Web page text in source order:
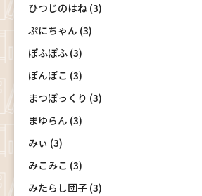
ひつじのはね (3)
ぷにちゃん (3)
ぽふぽふ (3)
ぽんぽこ (3)
まつぼっくり (3)
まゆらん (3)
みぃ (3)
みこみこ (3)
みたらし団子 (3)